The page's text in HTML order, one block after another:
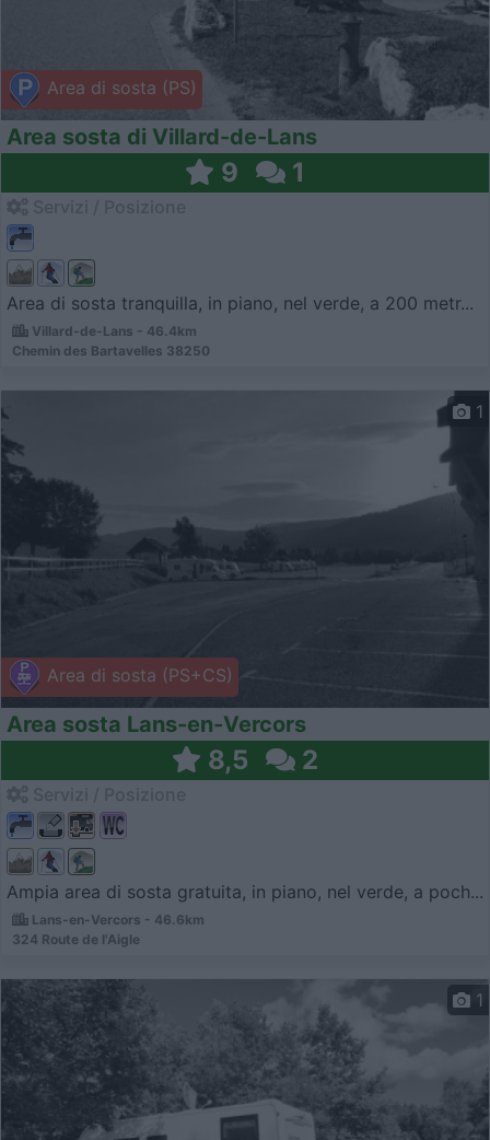
Area di sosta (PS)
Area sosta di Villard-de-Lans
9 1
Area di sosta tranquilla, in piano, nel verde, a 200 metr...
Villard-de-Lans - 46.4km
Chemin des Bartavelles 38250
Area di sosta (PS+CS)
1
Area sosta Lans-en-Vercors
8,5 2
Ampia area di sosta gratuita, in piano, nel verde, a poch...
Lans-en-Vercors - 46.6km
324 Route de l'Aigle
1